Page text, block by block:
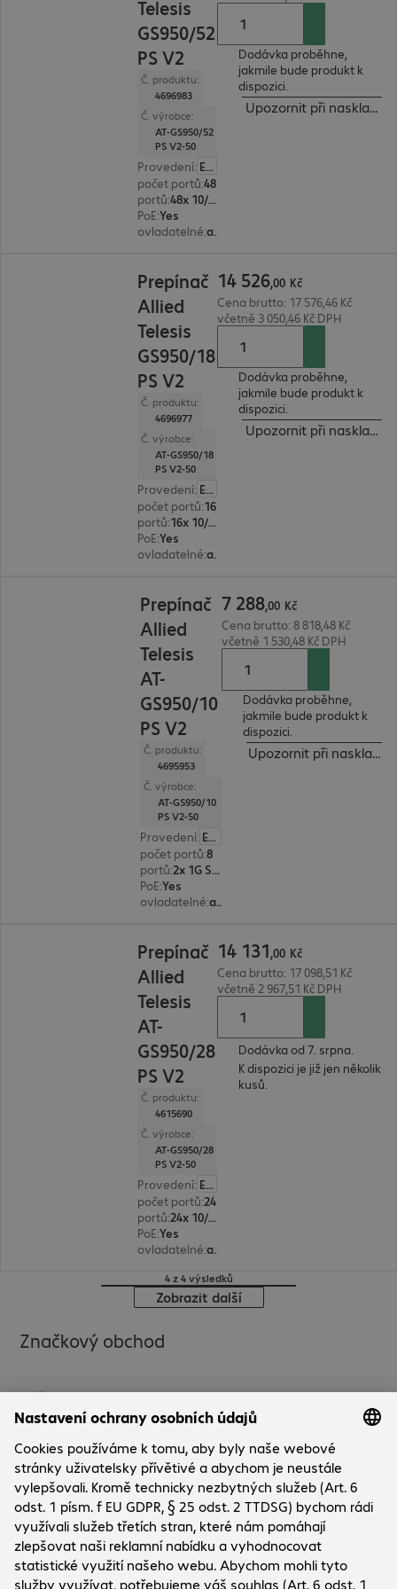
Telesis
GS950/52
PS V2
Č. produktu:
4696983
Č. výrobce:
AT-GS950/52
PS V2-50
Provedení:
Evropa
počet portů:48
portů:
48x 10/100/1000 RJ45
PoE:Yes
ovladatelné: ano
Dodávka proběhne,
jakmile bude produkt k
dispozici.
Upozornit při
Prepínač
Allied
Telesis
GS950/18
PS V2
Č. produktu:
4696977
Č. výrobce:
AT-GS950/18
PS V2-50
Provedení:
Evropa
počet portů:16
portů:
16x 10/100/1000 RJ45
PoE:Yes
ovladatelné: ano
14 526,00 Kč
Cena brutto: 17 576,46 Kč
včetně 3 050,46 Kč DPH
Dodávka proběhne,
jakmile bude produkt k
dispozici.
Upozornit při
Prepínač
Allied
Telesis
AT-
GS950/10
PS V2
Č. produktu:
4695953
Č. výrobce:
AT-GS950/10
PS V2-50
Provedení: Evropa
počet portů:8
portů:
2x 1G SFP, 8x 10/100/1000 RJ45
PoE:Yes
ovladatelné: ano
7 288,00 Kč
Cena brutto: 8 818,48 Kč
včetně 1 530,48 Kč DPH
Dodávka proběhne,
jakmile bude produkt k
dispozici.
Upozornit při
Prepínač
Allied
Telesis
AT-
GS950/28
PS V2
Č. produktu:
4615690
Č. výrobce:
AT-GS950/28
PS V2-50
Provedení:
Evropa
počet portů:24
portů:
24x 10/100/1000 RJ45
PoE:Yes
ovladatelné: ano
14 131,00 Kč
Cena brutto: 17 098,51 Kč
včetně 2 967,51 Kč DPH
Dodávka od 7. srpna.
K dispozici je již jen několik
kusů.
4 z 4 výsledků
Zobrazit další
Značkový obchod
Společnost
Společnost